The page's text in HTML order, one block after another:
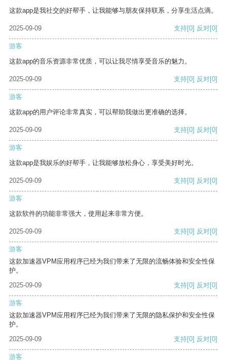
这款app是我社交的好帮手，让我能够与朋友保持联系，分享生活点滴。
2025-09-09 支持[0] 反对[0]
游客
这款app的音乐资源非常优质，可以让我尽情享受音乐的魅力。
2025-09-09 支持[0] 反对[0]
游客
这款app的用户评论非常真实，可以帮助我做出更准确的选择。
2025-09-09 支持[0] 反对[0]
游客
这款app是我娱乐的好帮手，让我能够放松身心，享受美好时光。
2025-09-09 支持[0] 反对[0]
游客
这款软件的功能非常强大，使用起来非常方便。
2025-09-09 支持[0] 反对[0]
游客
这款加速器VPM应用程序已经为我们带来了无限的流畅体验和安全性保
护。
2025-09-09
支持[0] 反对[0]
游客
这款加速器VPM应用程序已经为我们带来了无限的隐私保护和安全性保
护。
2025-09-09
支持[0] 反对[0]
游客